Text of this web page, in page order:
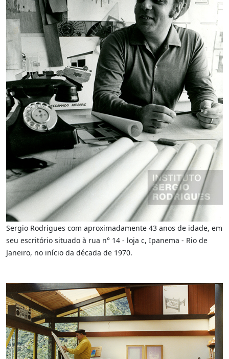
Sergio Rodrigues com aproximadamente 43 anos de idade, em
seu escritório situado à rua n° 14 - loja c, Ipanema - Rio de
Janeiro, no início da década de 1970.